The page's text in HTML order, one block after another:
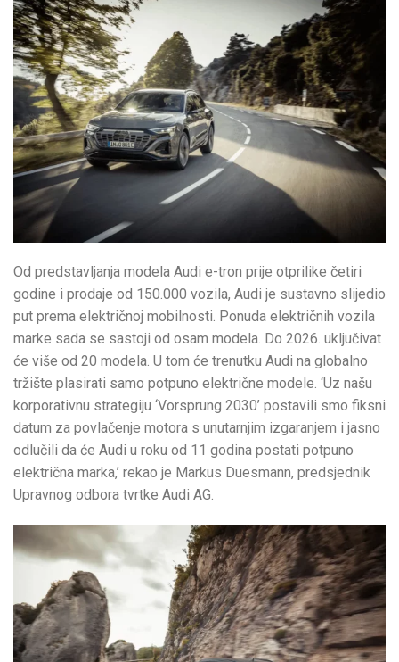
Od predstavljanja modela Audi e-tron prije otprilike četiri
godine i prodaje od 150.000 vozila, Audi je sustavno slijedio
put prema električnoj mobilnosti. Ponuda električnih vozila
marke sada se sastoji od osam modela. Do 2026. uključivat
će više od 20 modela. U tom će trenutku Audi na globalno
tržište plasirati samo potpuno električne modele. ‘Uz našu
korporativnu strategiju ‘Vorsprung 2030’ postavili smo fiksni
datum za povlačenje motora s unutarnjim izgaranjem i jasno
odlučili da će Audi u roku od 11 godina postati potpuno
električna marka,’ rekao je Markus Duesmann, predsjednik
Upravnog odbora tvrtke Audi AG.